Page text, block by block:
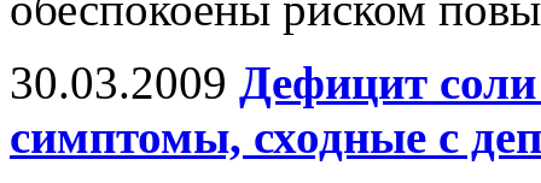
30.03.2009 Дефицит
симптомы, сходные с